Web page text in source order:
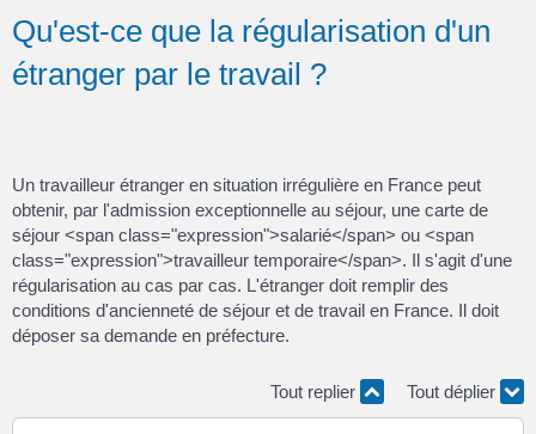
Qu'est-ce que la régularisation d'un
étranger par le travail ?
Un travailleur étranger en situation irrégulière en France peut
obtenir, par l'admission exceptionnelle au séjour, une carte de
séjour <span class="expression">salarié</span> ou <span
class="expression">travailleur temporaire</span>. Il s'agit d'une
régularisation au cas par cas. L'étranger doit remplir des
conditions d'ancienneté de séjour et de travail en France. Il doit
déposer sa demande en préfecture.
Tout replier Tout déplier